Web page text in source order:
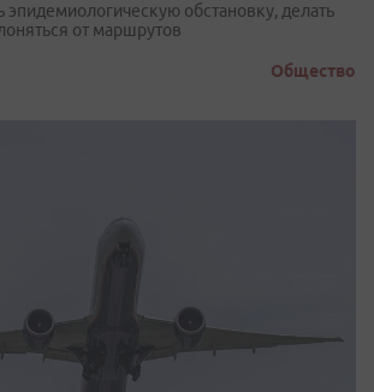
эпидемиологическую обстановку, делать
от маршрутов
Общество